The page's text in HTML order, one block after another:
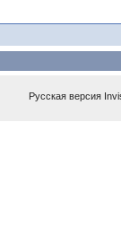
Русская версия